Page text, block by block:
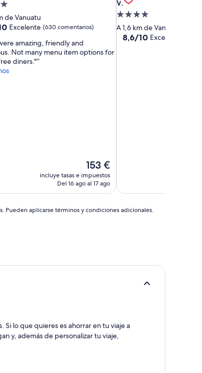
de Vanuatu
Excelente (630 comentarios)
amazing, friendly and
Not many menu item options for
diners."
El
precio
actual
153 €
153 €
incluye tasas e impuestos
Del 16 ago al 17 ago
Vila
Alojamiento
de
4.0 estrellas
A 1,6 km de Vanuatu
8.6
8,6/10 Excelente
Pueden aplicarse términos y condiciones adicionales.
Si lo que quieres es ahorrar en tu viaje a
y, además de personalizar tu viaje,